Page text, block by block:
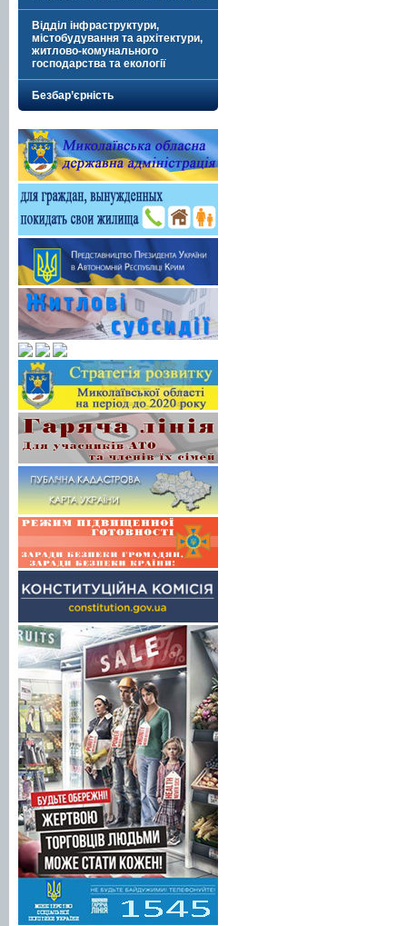
Відділ інфраструктури,
містобудування та архітектури,
житлово-комунального
господарства та екології
Безбар’єрність